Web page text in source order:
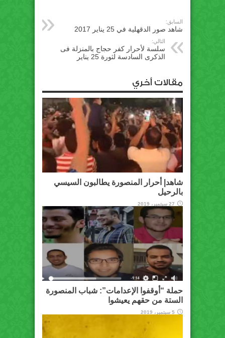
السابق:
شاهد صور الدقهلية في 25 يناير 2017
التالي:
سلسة لأحرار كفر حجاج بالمنزلة فى
الذكرى السادسة لثورة 25 يناير
مقالات أخري
شاهد| أحرار المنصورة يطالبون السيسي
بالرحيل
27 سبتمبر، 2019
حملة “أوقفوا الإعدامات”: شباب المنصورة
الستة من حقهم يعيشوا
5 سبتمبر، 2019